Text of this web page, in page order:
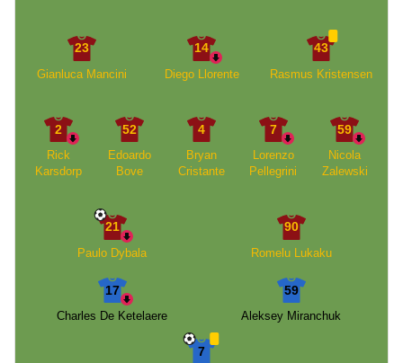
23
Gianluca Mancini
14
Diego Llorente
43
Rasmus Kristensen
2
Rick
Karsdorp
52
Edoardo
Bove
4
Bryan
Cristante
7
Lorenzo
Pellegrini
59
Nicola
Zalewski
21
Paulo Dybala
90
Romelu Lukaku
17
Charles De Ketelaere
59
Aleksey Miranchuk
7